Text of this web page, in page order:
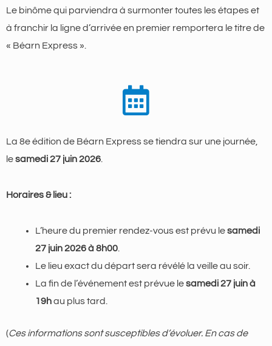
Le binôme qui parviendra à surmonter toutes les étapes et
à franchir la ligne d’arrivée en premier remportera le titre de
« Béarn Express ».
La 8e édition de Béarn Express se tiendra sur une journée,
lesamedi 27 juin 2026
Horaires & lieu :
L’heure du premier rendez-vous est prévu lesamedi
27 juin 2026 à 8h00
Le lieu exact du départ sera révélé la veille au soir.
La fin de l’événement est prévue lesamedi 27 juin à
19hau plus tard.
(Ces informations sont susceptibles d’évoluer. En cas de